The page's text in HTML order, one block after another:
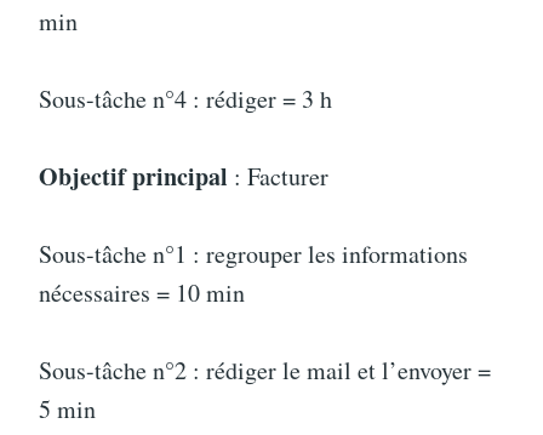
min
Sous-tâche n°4 : rédiger = 3 h
Objectif principal : Facturer
Sous-tâche n°1 : regrouper les informations
nécessaires = 10 min
Sous-tâche n°2 : rédiger le mail et l’envoyer =
5 min